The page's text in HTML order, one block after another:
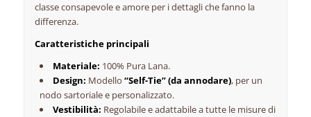
classe consapevole e amore per i dettagli che fanno la
differenza.
Caratteristiche principali
Materiale: 100% Pura Lana.
Design: Modello “Self-Tie” (da annodare), per un
nodo sartoriale e personalizzato.
Vestibilità: Regolabile e adattabile a tutte le misure di